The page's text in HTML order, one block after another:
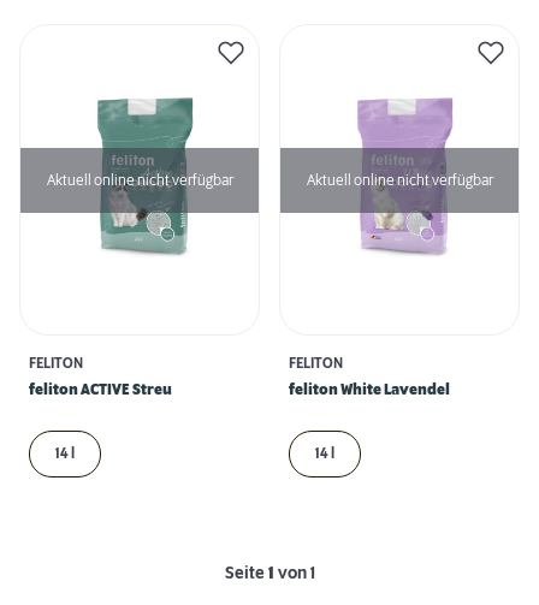
Aktuell online nicht verfügbar
FELITON
feliton ACTIVE Streu
14 l
Aktuell online nicht verfügbar
FELITON
feliton White Lavendel
14 l
Seite1 von 1